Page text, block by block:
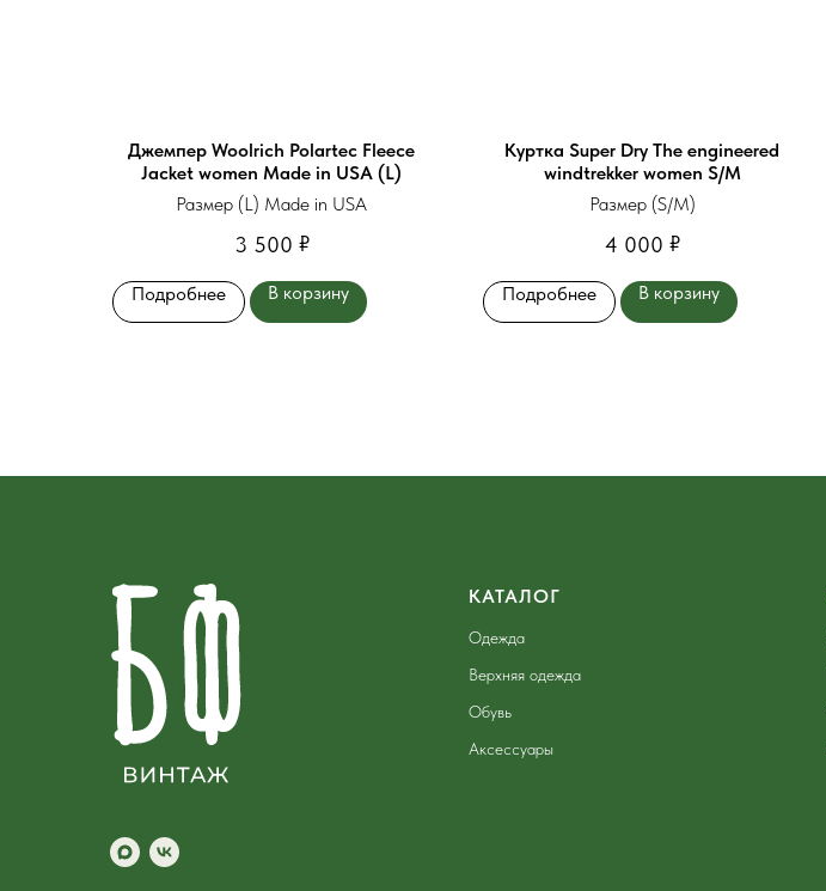
Джемпер Woolrich Polartec Fleece
Jacket women Made in USA (L)
Размер (L) Made in USA
3 500 ₽
Подробнее В корзину
Куртка Super Dry The engineered
windtrekker women S/М
Размер (S/М)
4 000 ₽
Подробнее В корзину
КАТАЛОГ
Одежда
Верхняя одежда
Обувь
Аксессуары